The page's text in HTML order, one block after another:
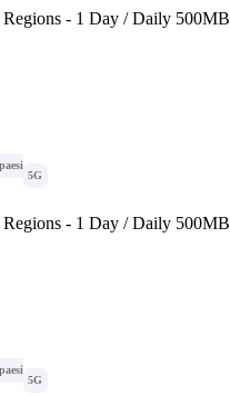
- 1 Day / Daily 500MB
5G
- 1 Day / Daily 500MB
5G